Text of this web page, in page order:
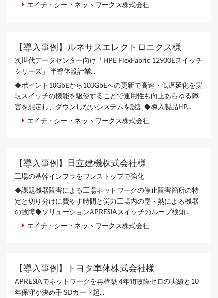
エイチ・シー・ネットワークス株式会社
【導入事例】ルネサスエレクトロニクス様
次世代データセンター向け「HPE FlexFabric 12900Eスイッチ
シリーズ」 半導体設計業...
◆ポイント10GbEから100GbEへの更新で高速・低遅延化を実
現スイッチの機能を駆使することで運用性も向上あらゆる障
害を想定し、ダウンしないシステムを設計◆導入製品HP...
エイチ・シー・ネットワークス株式会社
【導入事例】日立建機株式会社様
工場の基幹インフラをワンストップで強化
◆課題機器障害による工場ネットワークの停止障害箇所の特
定と切り分けに費やす時間と労力工場内の塵・熱による機器
の故障◆ソリューションAPRESIAスイッチのループ検知...
エイチ・シー・ネットワークス株式会社
【導入事例】トヨタ車体株式会社様
APRESIAでネットワークを再構築 4年間故障ゼロの実績と10
年保守が決め手 SDカード起...